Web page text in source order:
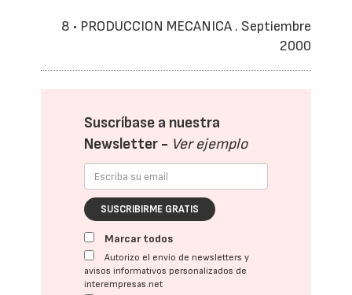
8 • PRODUCCION MECANICA . Septiembre
2000
Suscríbase a nuestra
Newsletter - Ver ejemplo
SUSCRIBIRME GRATIS
Marcar todos
Autorizo el envío de newsletters y
avisos informativos personalizados de
interempresas.net